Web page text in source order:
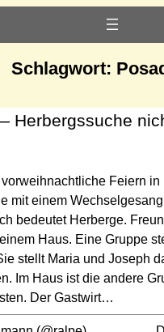
Schlagwort:
Herbergssuche
Feiern in
mit einem
bedeutet Herberge.
Haus. Eine Gruppe
stellt Maria und Joseph
Im Haus ist die andere
Der Gastwirt…